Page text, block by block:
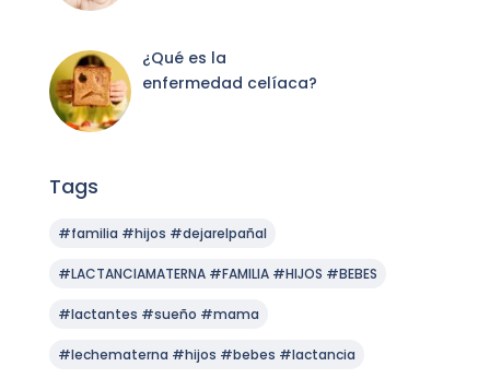
¿Qué es la
enfermedad celíaca?
Tags
#familia #hijos #dejarelpañal
#LACTANCIAMATERNA #FAMILIA #HIJOS #BEBES
#lactantes #sueño #mama
#lechematerna #hijos #bebes #lactancia